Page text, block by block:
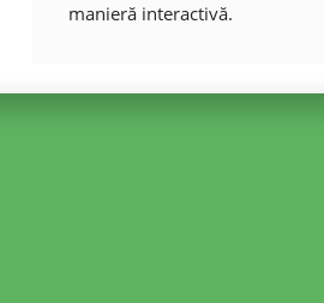
manieră interactivă.